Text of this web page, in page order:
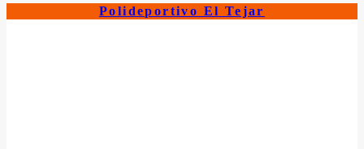
Polideportivo El Tejar